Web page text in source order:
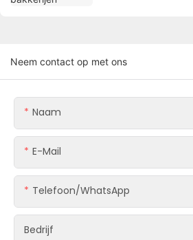
Neem contact op met ons
Naam
E-Mail
Telefoon/WhatsApp
Bedrijf